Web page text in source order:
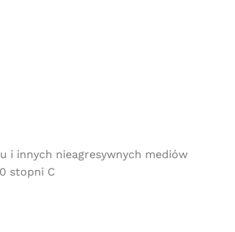
i innych nieagresywnych mediów
stopni C
Darmowa
dostawa